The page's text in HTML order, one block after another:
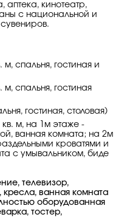
аптека, кинотеатр,
с национальной и
спальня, гостиная и
спальня, гостиная
гостиная, столовая)
кв. м, на 1м этаже -
ванная комната; на 2м
кроватями и
с умывальником, биде
телевизор,
кресла, ванная комната
оборудованная
тостер,